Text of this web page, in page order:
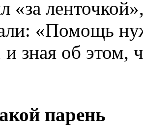
«за
«Помощь
зная об этом,
парень